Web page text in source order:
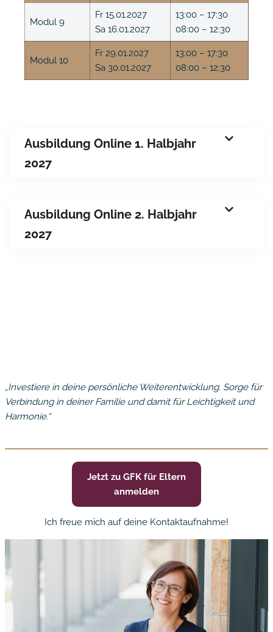
Modul 9
Fr 15.01.2027
Sa 16.01.2027
13:00 – 17:30
08:00 – 12:30
Modul 10
Fr 29.01.2027
Sa 30.01.2027
13:00 – 17:30
08:00 – 12:30
Ausbildung Online 1. Halbjahr
2027
Ausbildung Online 2. Halbjahr
2027
„Investiere in deine persönliche Weiterentwicklung. Sorge für
Verbindung in deiner Familie und damit für Leichtigkeit und
Harmonie.“
Jetzt zu GFK für Eltern
anmelden
Ich freue mich auf deine Kontaktaufnahme!